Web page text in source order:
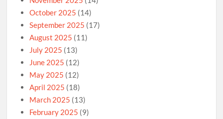
October 2025 (14)
September 2025 (17)
August 2025 (11)
July 2025 (13)
June 2025 (12)
May 2025 (12)
April 2025 (18)
March 2025 (13)
February 2025 (9)